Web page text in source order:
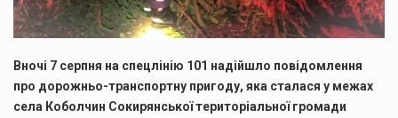
Вночі 7 серпня на спецлінію 101 надійшло повідомлення
про дорожньо-транспортну пригоду, яка сталася у межах
села Коболчин Сокирянської територіальної громади